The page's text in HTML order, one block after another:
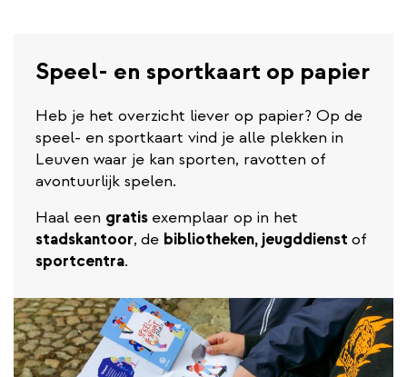
Speel- en sportkaart op papier
Heb je het overzicht liever op papier? Op de
speel- en sportkaart vind je alle plekken in
Leuven waar je kan sporten, ravotten of
avontuurlijk spelen.
Haal een gratis exemplaar op in het
stadskantoor, de bibliotheken, jeugddienst of
sportcentra.